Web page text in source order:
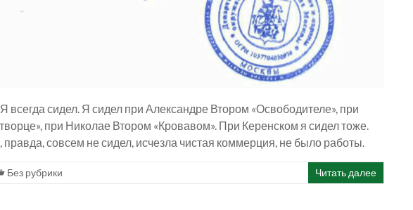
всегда сидел. Я сидел при Александре Втором «Освободителе», при
при Николае Втором «Кровавом». При Керенском я сидел тоже.
совсем не сидел, исчезла чистая коммерция, не было работы.
Без рубрики Читать далее